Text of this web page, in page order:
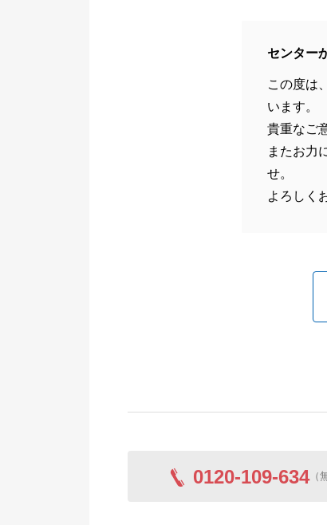
センター
この度は
います。
貴重なご
またお力
せ。
よろしく
0120-109-634（